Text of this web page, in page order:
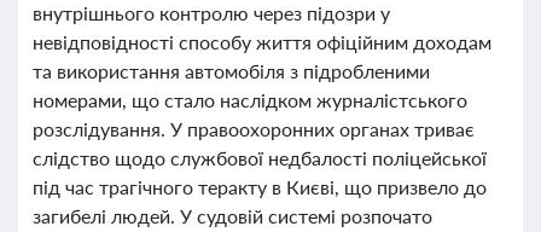
внутрішнього контролю через підозри у
невідповідності способу життя офіційним доходам
та використання автомобіля з підробленими
номерами, що стало наслідком журналістського
розслідування. У правоохоронних органах триває
слідство щодо службової недбалості поліцейської
під час трагічного теракту в Києві, що призвело до
загибелі людей. У судовій системі розпочато